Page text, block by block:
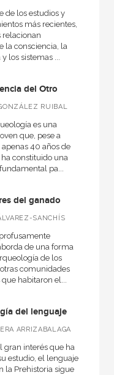
de los estudios y
más recientes,
relacionan
la consciencia, la
los sistemas ...
del Otro
RUIBAL
es una
que, pese a
40 años de
constituido una
pa...
del ganado
SANCHÍS
de una forma
de los
comunidades
habitaron el...
del lenguaje
ARRIZABALAGA
gran interés que ha
estudio, el lenguaje
la Prehistoria sigue